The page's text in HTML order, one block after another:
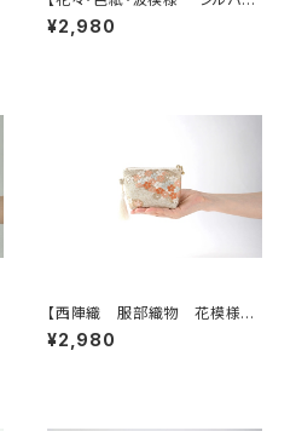
ー・薄紫 シルク帯リメイク ミニ
ポーチ】カードケース、ポーチ小
¥2,980
【西陣織 服部織物 花模様
帯リメイクミニポーチ】カードケ
ース、ポーチ小さめ、ジュエリー
¥2,980